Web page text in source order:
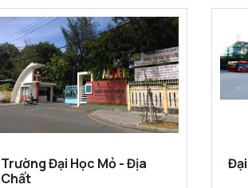
vụ sự phát triển kinh tế - xã...
hội
Trường Đại Học Mỏ - Địa
Chất